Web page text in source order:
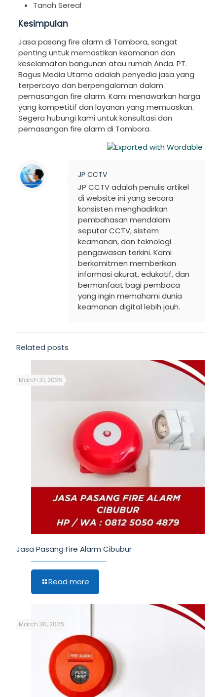
Tanah Sereal
Kesimpulan
Jasa pasang fire alarm di Tambora, sangat
penting untuk memastikan keamanan dan
keselamatan bangunan atau rumah Anda. PT.
Bagus Media Utama adalah penyedia jasa yang
terpercaya dan berpengalaman dalam
pemasangan fire alarm. Kami menawarkan harga
yang kompetitif dan layanan yang memuaskan.
Segera hubungi kami untuk konsultasi dan
pemasangan fire alarm di Tambora.
JP CCTV
JP CCTV adalah penulis artikel
di website ini yang secara
konsisten menghadirkan
pembahasan mendalam
seputar CCTV, sistem
keamanan, dan teknologi
pengawasan terkini. Kami
berkomitmen memberikan
informasi akurat, edukatif, dan
bermanfaat bagi pembaca
yang ingin memahami dunia
keamanan digital lebih jauh.
Related posts
March 31, 2026
Jasa Pasang Fire Alarm Cibubur
Read more
March 30, 2026